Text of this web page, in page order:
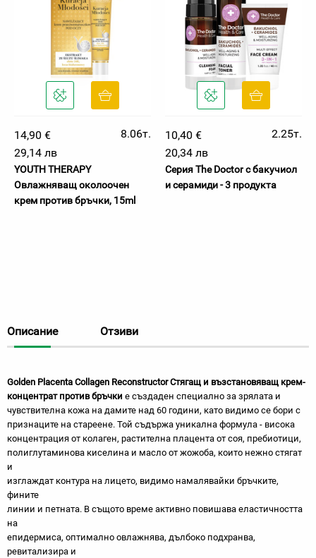
14,90 €
8.06т.
29,14 лв
YOUTH THERAPY
Овлажняващ околоочен
крем против бръчки, 15ml
10,40 €
2.25т.
20,34 лв
Серия The Doctor с бакучиол
и серамиди - 3 продукта
Описание Отзиви
Golden Placenta Collagen Reconstructor Стягащ и възстановяващ крем-
концентрат против бръчки е създаден специално за зрялата и
чувствителна кожа на дамите над 60 години, като видимо се бори с
признаците на стареене. Той съдържа уникална формула - висока
концентрация от колаген, растителна плацента от соя, пребиотици,
полиглутаминова киселина и масло от жожоба, които нежно стягат
и
изглаждат контура на лицето, видимо намалявайки бръчките,
фините
линии и петната. В същото време активно повишава еластичността
на
епидермиса, оптимално овлажнява, дълбоко подхранва,
ревитализира и